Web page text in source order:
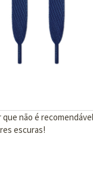
não é
escuras!